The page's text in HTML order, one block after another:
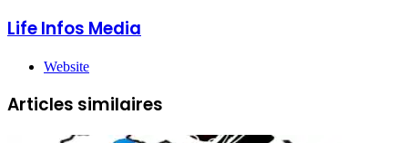
Life Infos Media
Website
Articles similaires